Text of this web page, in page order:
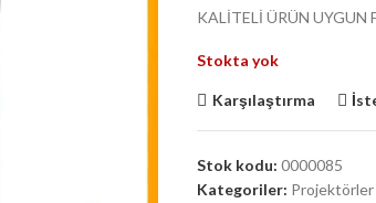
KALİTELİ ÜRÜN UYGUN
Stokta yok
Karşılaştırma
Stok kodu: 0000085
Kategoriler: Projektörler